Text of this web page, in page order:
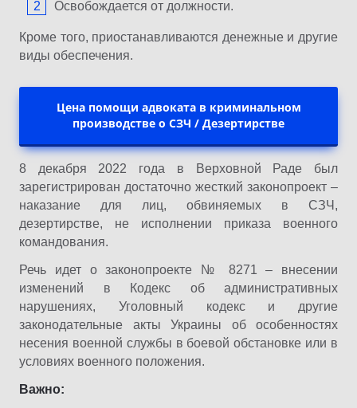
Освобождается от должности.
Кроме того, приостанавливаются денежные и другие
виды обеспечения.
Цена помощи адвоката в криминальном
производстве о СЗЧ / Дезертирстве
8 декабря 2022 года в Верховной Раде был
зарегистрирован достаточно жесткий законопроект –
наказание для лиц, обвиняемых в СЗЧ,
дезертирстве, не исполнении приказа военного
командования.
Речь идет о законопроекте № 8271 – внесении
изменений в Кодекс об административных
нарушениях, Уголовный кодекс и другие
законодательные акты Украины об особенностях
несения военной службы в боевой обстановке или в
условиях военного положения.
Важно: